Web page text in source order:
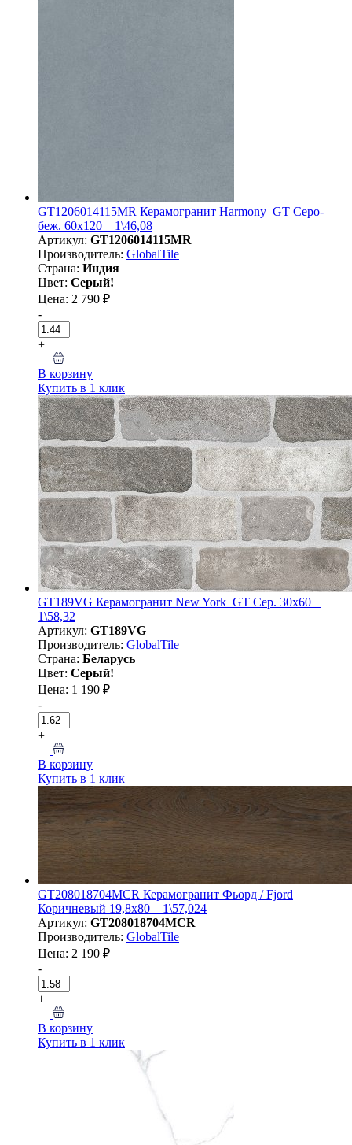
GT1206014115MR Керамогранит Harmony_GT Серо-
беж. 60x120 _ 1\46,08
Артикул: GT1206014115MR
Производитель: GlobalTile
Страна: Индия
Цвет: Серый!
Цена: 2 790 ₽
-
+
В корзину
Купить в 1 клик
GT189VG Керамогранит New York_GT Сер. 30x60 _
1\58,32
Артикул: GT189VG
Производитель: GlobalTile
Страна: Беларусь
Цвет: Серый!
Цена: 1 190 ₽
-
+
В корзину
Купить в 1 клик
GT208018704MСR Керамогранит Фьорд / Fjord
Коричневый 19,8x80 _ 1\57,024
Артикул: GT208018704MСR
Производитель: GlobalTile
Цена: 2 190 ₽
-
+
В корзину
Купить в 1 клик